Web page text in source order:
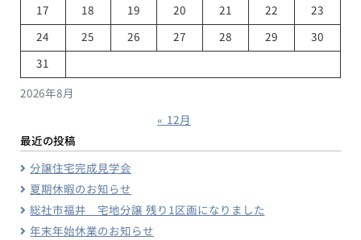
2026年8月
17
18 19 20 21 22
23
24
25 26 27 28 29
30
31
« 12月
最近の投稿
分譲住宅完成見学会
夏期休暇のお知らせ
総社市福井 宅地分譲 残り1区画になりました
年末年始休業のお知らせ